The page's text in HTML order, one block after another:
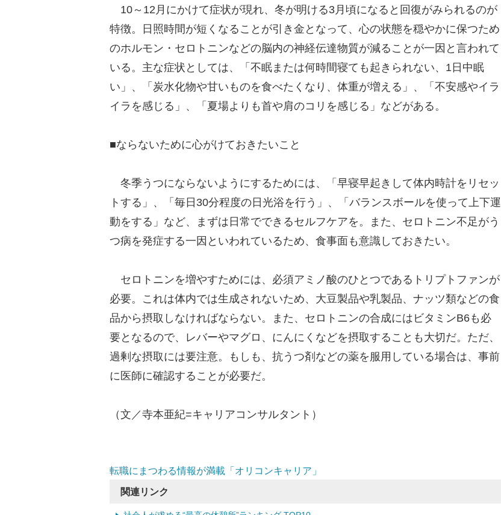
10～12月にかけて症状が現れ、冬が明ける3月頃になると回復がみられるのが
特徴。日照時間が短くなることが引き金となって、心の状態を穏やかに保つため
のホルモン・セロトニンなどの脳内の神経伝達物質が減ることが一因と言われて
いる。主な症状としては、「不眠または何時間寝ても起きられない、1日中眠
い」、「炭水化物や甘いものを食べたくなり、体重が増える」、「不安感やイラ
イラを感じる」、「夏場よりも首や肩のコリを感じる」などがある。
■ならないために心がけておきたいこと
冬季うつにならないようにするためには、「早寝早起きして体内時計をリセッ
トする」、「毎日30分程度の日光浴を行う」、「バランスボールを使って上下運
動をする」など、まずは日常でできるセルフケアを。また、セロトニン不足がう
つ病を発症する一因といわれているため、食事面も意識しておきたい。
セロトニンを増やすためには、必須アミノ酸のひとつであるトリプトファンが
必要。これは体内では生成されないため、大豆製品や乳製品、ナッツ類などの食
品から摂取しなければならない。また、セロトニンの合成にはビタミンB6も必
要となるので、レバーやマグロ、にんにくなどを摂取することも大切だ。ただ、
過剰な摂取には要注意。もしも、抗うつ剤などの薬を服用している場合は、事前
に医師に確認することが必要だ。
（文／寺本亜紀=キャリアコンサルタント）
転職にまつわる情報が満載「オリコンキャリア」
関連リンク